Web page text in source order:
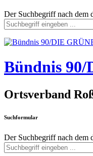
Der Suchbegriff nach dem
Bündnis
Ortsverband
Suchformular
Der Suchbegriff nach dem